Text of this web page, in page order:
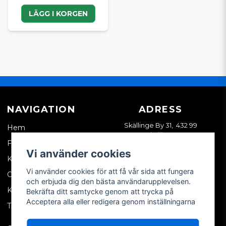
LÄGG I KORGEN
NAVIGATION
Hem
Företagskund
Kontakta oss
Om oss
Köpvillkor
Tips & trix
ADRESS
Skällinge By 31, 432 99
Skällinge
Vi använder cookies
Vi använder cookies för att få vår sida att fungera
och erbjuda dig den bästa användarupplevelsen.
Bekräfta ditt samtycke genom att trycka på
Acceptera alla eller redigera genom inställningarna